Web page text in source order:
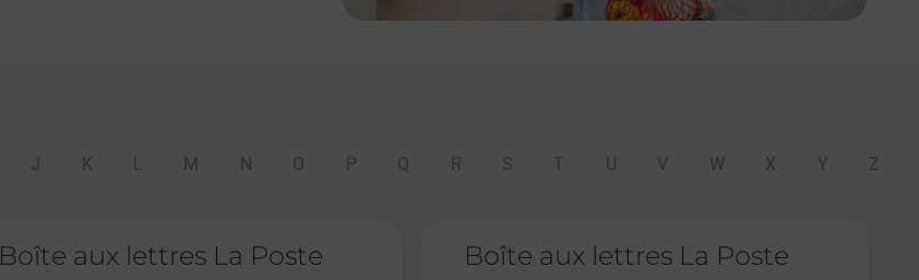
J K L M N O P Q R S T U V W X Y Z
Boîte aux lettres La Poste Boîte aux lettres La Poste